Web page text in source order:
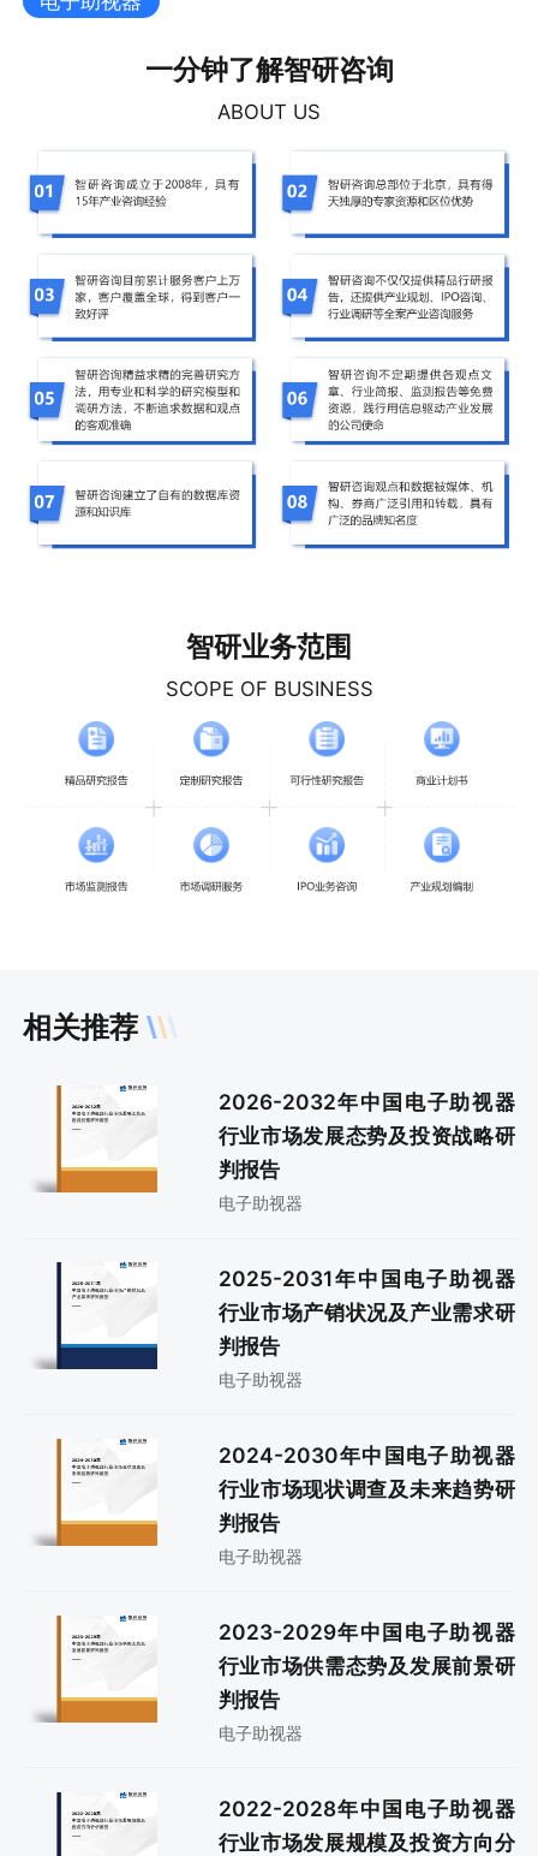
一分钟了解智研咨询
ABOUT US
智研业务范围
SCOPE OF BUSINESS
相关推荐
2026-2032年中国电子助视器
行业市场发展态势及投资战略研
判报告
电子助视器
2025-2031年中国电子助视器
行业市场产销状况及产业需求研
判报告
电子助视器
2024-2030年中国电子助视器
行业市场现状调查及未来趋势研
判报告
电子助视器
2023-2029年中国电子助视器
行业市场供需态势及发展前景研
判报告
电子助视器
2022-2028年中国电子助视器
行业市场发展规模及投资方向分